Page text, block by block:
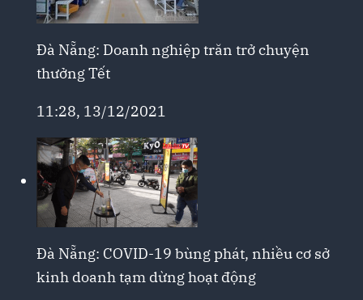
Đà Nẵng: Doanh nghiệp trăn trở chuyện
thưởng Tết
11:28, 13/12/2021
Đà Nẵng: COVID-19 bùng phát, nhiều cơ sở
kinh doanh tạm dừng hoạt động